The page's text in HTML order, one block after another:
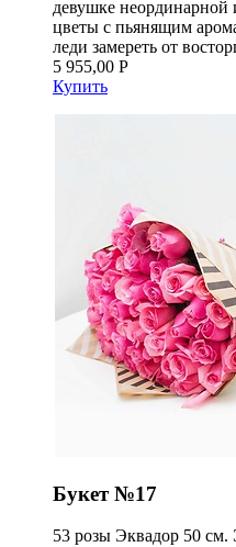
девушке
цветы с пьянящим
леди замереть от
5 955,00 Р
Купить
Букет №17
53 розы Эквадор 50 см.